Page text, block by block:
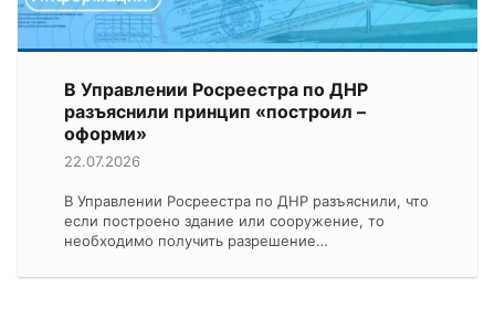
В Управлении Росреестра по ДНР
разъяснили принцип «построил –
оформи»
22.07.2026
В Управлении Росреестра по ДНР разъяснили, что
если построено здание или сооружение, то
необходимо получить разрешение…